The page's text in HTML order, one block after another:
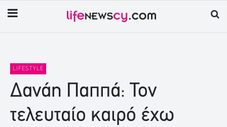
LIFESTYLE
Δανάη Παππά: Τον
τελευταίο καιρό έχω